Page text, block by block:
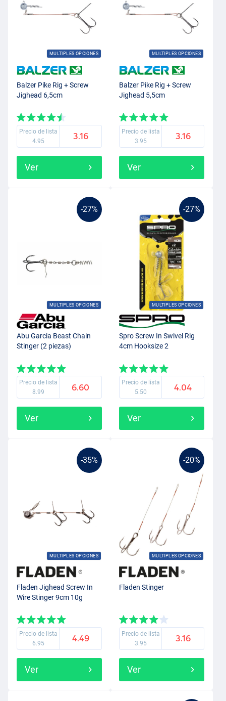
MULTIPLES OPCIONES
Balzer Pike Rig + Screw
Jighead 6,5cm
Precio de lista
4.95
3.16
Ver
MULTIPLES OPCIONES
Balzer Pike Rig + Screw
Jighead 5,5cm
Precio de lista
3.95
3.16
Ver
-27%
MULTIPLES OPCIONES
Abu Garcia Beast Chain
Stinger (2 piezas)
Precio de lista
8.99
6.60
Ver
-27%
MULTIPLES OPCIONES
Spro Screw In Swivel Rig
4cm Hooksize 2
Precio de lista
5.50
4.04
Ver
-35%
MULTIPLES OPCIONES
Fladen Jighead Screw In
Wire Stinger 9cm 10g
Precio de lista
6.95
4.49
Ver
-20%
MULTIPLES OPCIONES
Fladen Stinger
Precio de lista
3.95
3.16
Ver